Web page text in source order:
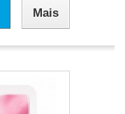
Mais